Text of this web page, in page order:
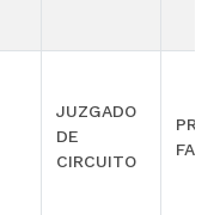
JUZGADO
DE
CIRCUITO